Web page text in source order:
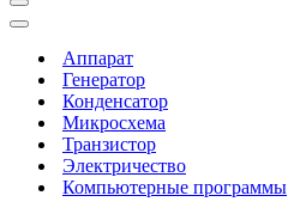
Меню
навигации
Меню
навигацииАппарат
Генератор
Конденсатор
Микросхема
Транзистор
Электричество
Компьютерные программы